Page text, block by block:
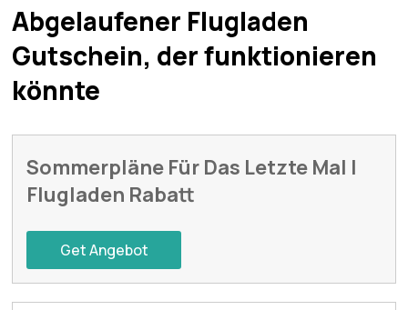
Abgelaufener Flugladen
Gutschein, der funktionieren
könnte
Sommerpläne Für Das Letzte Mal |
Flugladen Rabatt
Get Angebot